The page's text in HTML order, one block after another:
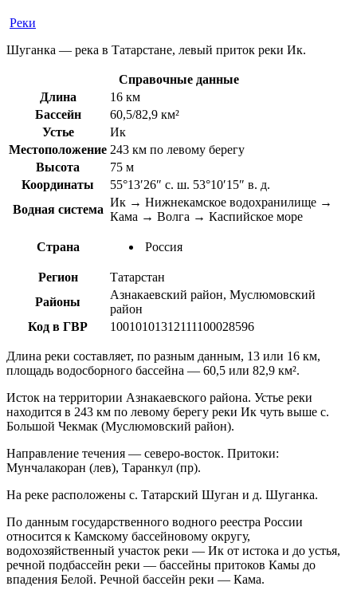
Реки
Шуганка — река в Татарстане, левый приток реки Ик.
Справочные данные
Длина
16 км
Бассейн
60,5/82,9 км²
Устье
Ик
Местоположение 243 км по левому берегу
Высота
75 м
Координаты
55°13′26″ с. ш. 53°10′15″ в. д.
Водная система
Ик → Нижнекамское водохранилище →
Кама → Волга → Каспийское море
Страна Россия
Регион
Татарстан
Районы
Азнакаевский район, Муслюмовский
район
Код в ГВР
10010101312111100028596
Длина реки составляет, по разным данным, 13 или 16 км,
площадь водосборного бассейна — 60,5 или 82,9 км².
Исток на территории Азнакаевского района. Устье реки
находится в 243 км по левому берегу реки Ик чуть выше с.
Большой Чекмак (Муслюмовский район).
Направление течения — северо-восток. Притоки:
Мунчалакоран (лев), Таранкул (пр).
На реке расположены с. Татарский Шуган и д. Шуганка.
По данным государственного водного реестра России
относится к Камскому бассейновому округу,
водохозяйственный участок реки — Ик от истока и до устья,
речной подбассейн реки — бассейны притоков Камы до
впадения Белой. Речной бассейн реки — Кама.